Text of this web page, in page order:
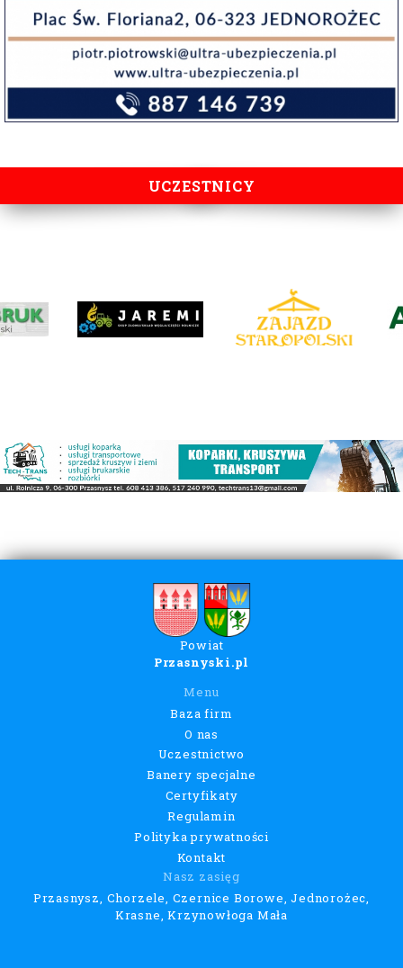
UCZESTNICY
Powiat
Przasnyski.pl
Menu
Baza firm
O nas
Uczestnictwo
Banery specjalne
Certyfikaty
Regulamin
Polityka prywatności
Kontakt
Nasz zasięg
Przasnysz, Chorzele, Czernice Borowe, Jednorożec,
Krasne, Krzynowłoga Mała